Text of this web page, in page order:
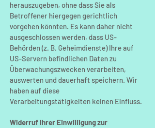
herauszugeben, ohne dass Sie als
Betroffener hiergegen gerichtlich
vorgehen könnten. Es kann daher nicht
ausgeschlossen werden, dass US-
Behörden (z. B. Geheimdienste) Ihre auf
US-Servern befindlichen Daten zu
Überwachungszwecken verarbeiten,
auswerten und dauerhaft speichern. Wir
haben auf diese
Verarbeitungstätigkeiten keinen Einfluss.
Widerruf Ihrer Einwilligung zur